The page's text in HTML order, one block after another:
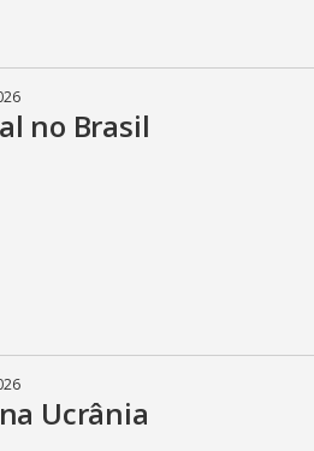
no Brasil
Ucrânia